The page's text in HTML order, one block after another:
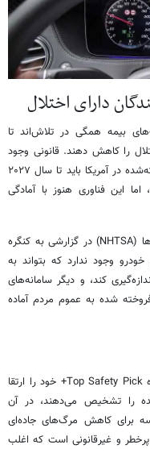
دارای اختلال
بیمه همگی در تلاش‌اند تا
را کاهش دهند. قانونی وجود
دارد که بر اساس آن همه خودروهای نوی فروخته‌شده در آمریکا باید تا سال ۲۰۲۷
این فناوری هنوز با آمادگی
تا فوریه امسال، اداره ملی ایمنی ترافیک بزرگراه‌ها (NHTSA) در گزارشی به کنگره
وجود ندارد که بتواند به‌
کند، و دیگر سامانه‌های
شده به عموم مردم آماده
با وجود این، IIHS قصد دارد استانداردهای جایزه Top Safety Pick+ خود را ارتقا
را تشخیص می‌دهند، در آن
برای کاهش مرگ‌های جاده‌ای
پرخطر و غیرقانونی است که اغلب